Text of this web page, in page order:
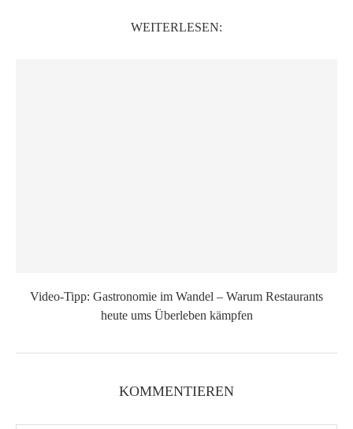
WEITERLESEN:
Video-Tipp: Gastronomie im Wandel – Warum Restaurants
heute ums Überleben kämpfen
KOMMENTIEREN